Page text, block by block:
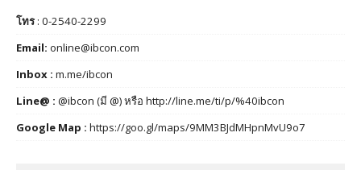
โทร: 0-2540-2299
Email: online@ibcon.com
Inbox : m.me/ibcon
Line@ : @ibcon (มี @) หรือ http://line.me/ti/p/%40ibcon
Google Map : https://goo.gl/maps/9MM3BJdMHpnMvU9o7